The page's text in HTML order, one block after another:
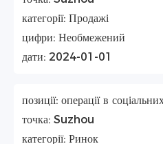
категорії: Продажі
цифри: Необмежений
дати: 2024-01-01
позиції: операції в
точка: Suzhou
категорії: Ринок